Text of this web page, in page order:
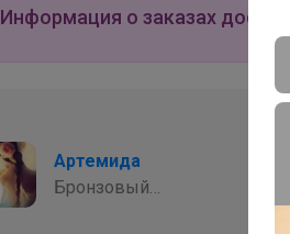
Информация о заказах
Артемида
Бронзовый